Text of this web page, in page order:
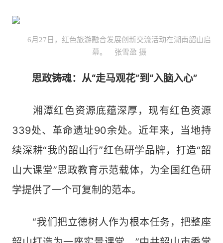
6月27日，红色旅游融合发展创新交流活动在湖南韶山启
幕。 张雪盈 摄
思政铸魂：从“走马观花”到“入脑入心”
湘潭红色资源底蕴深厚，现有红色资源
339处、革命遗址90余处。近年来，当地持
续深耕“我的韶山行”红色研学品牌，打造“韶
山大课堂”思政教育示范载体，为全国红色研
学提供了一个可复制的范本。
“我们把立德树人作为根本任务，把整座